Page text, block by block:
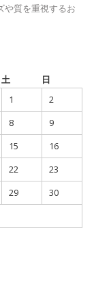
や質を重視するお
土
日
1
2
8
9
15
16
22
23
29
30